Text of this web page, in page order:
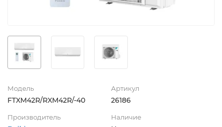
Модель
FTXM42R/RXM42R/-40
Артикул
26186
Производитель Наличие